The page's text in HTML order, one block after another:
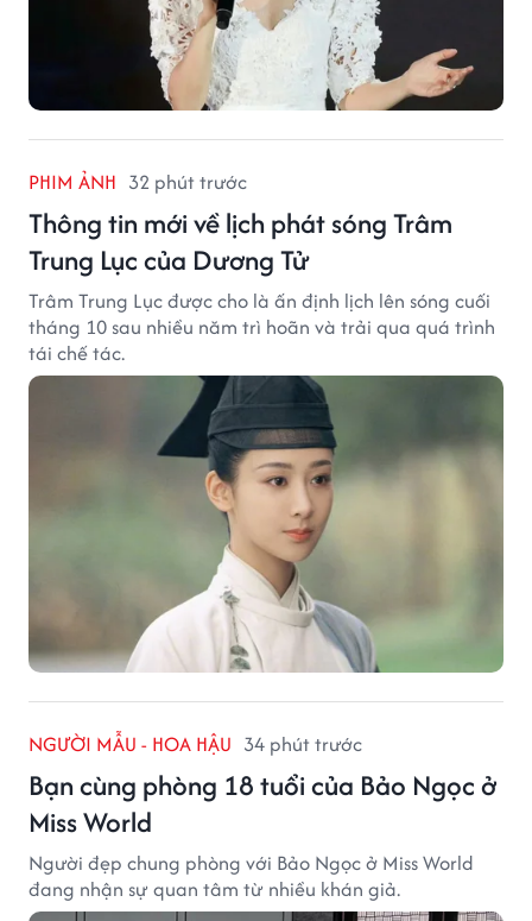
PHIM ẢNH 32 phút trước
Thông tin mới về lịch phát sóng Trâm
Trung Lục của Dương Tử
Trâm Trung Lục được cho là ấn định lịch lên sóng cuối
tháng 10 sau nhiều năm trì hoãn và trải qua quá trình
tái chế tác.
NGƯỜI MẪU - HOA HẬU 34 phút trước
Bạn cùng phòng 18 tuổi của Bảo Ngọc ở
Miss World
Người đẹp chung phòng với Bảo Ngọc ở Miss World
đang nhận sự quan tâm từ nhiều khán giả.